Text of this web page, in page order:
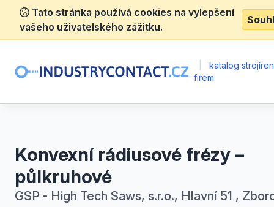
Tato stránka používá cookies na vylepšení
vašeho uživatelského zážitku.
katalog
firem
Konvexní rádiusové frézy –
půlkruhové
GSP - High Tech Saws, s.r.o., Hlavní 51 ,